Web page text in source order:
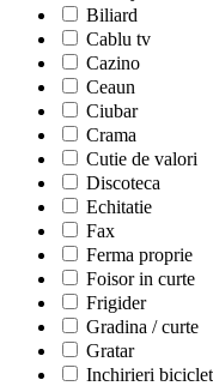
Biliard
Cablu tv
Cazino
Ceaun
Ciubar
Crama
Cutie de valori
Discoteca
Echitatie
Fax
Ferma proprie
Foisor in curte
Frigider
Gradina / curte
Gratar
Inchirieri